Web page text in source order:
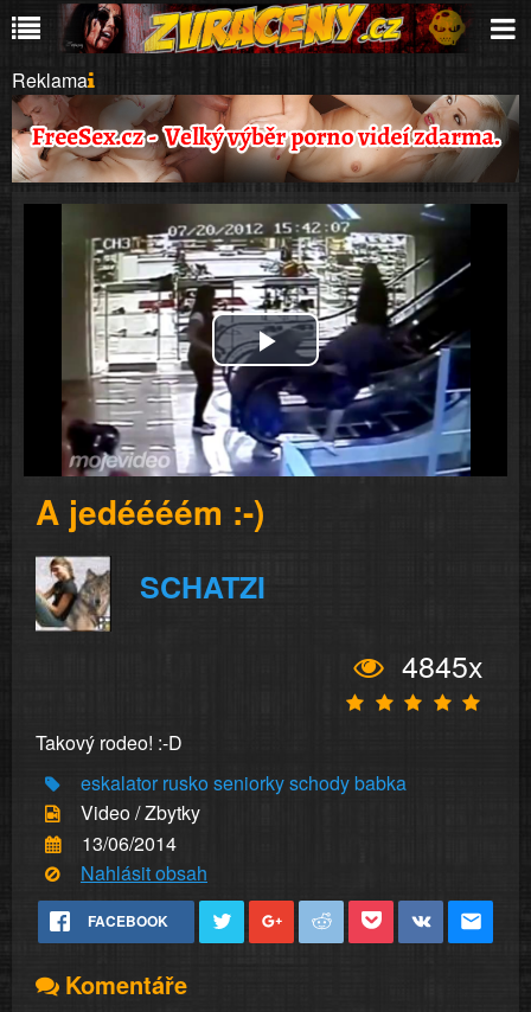
Reklama
Play
Video
A jedéééém :-)
SCHATZI
4845x
Takový rodeo! :-D
eskalator ruskoseniorkyschodybabka
Video / Zbytky
13/06/2014
Nahlásit obsah
FACEBOOK
Komentáře